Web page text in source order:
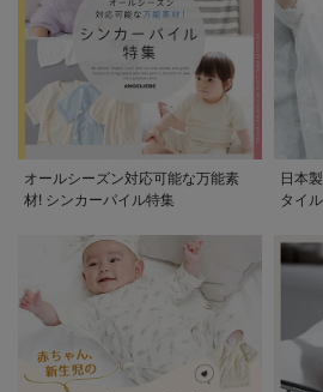
オールシーズン対応可能な万能素
材! シンカーパイル特集
日本
タイル